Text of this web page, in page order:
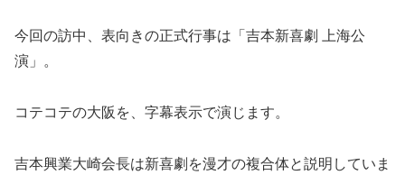
今回の訪中、表向きの正式行事は「吉本新喜劇 上海公
演」。
コテコテの大阪を、字幕表示で演じます。
吉本興業大崎会長は新喜劇を漫才の複合体と説明していま